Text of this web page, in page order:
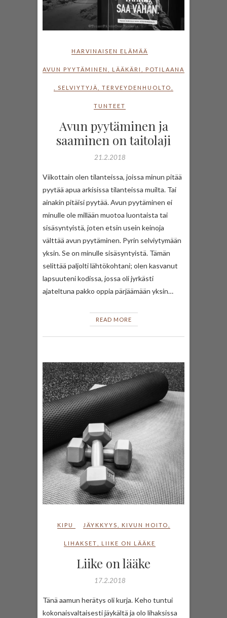
HARVINAISEN ELÄMÄÄ
AVUN PYYTÄMINEN LÄÄKÄRI POTILAANA
SELVIYTYJÄ TERVEYDENHUOLTO
TUNTEET
Avun pyytäminen ja
saaminen on taitolaji
21.2.2018
Viikottain olen tilanteissa, joissa minun pitää
pyytää apua arkisissa tilanteissa muilta. Tai
ainakin pitäisi pyytää. Avun pyytäminen ei
minulle ole millään muotoa luontaista tai
sisäsyntyistä, joten etsin usein keinoja
välttää avun pyytäminen. Pyrin selviytymään
yksin. Se on minulle sisäsyntyistä. Tämän
selittää paljolti lähtökohtani; olen kasvanut
lapsuuteni kodissa, jossa oli jyrkästi
ajateltuna pakko oppia pärjäämään yksin…
READ MORE
KIPU JÄYKKYYS KIVUN HOITO
LIHAKSET LIIKE ON LÄÄKE
Liike on lääke
17.2.2018
Tänä aamun herätys oli kurja. Keho tuntui
kokonaisvaltaisesti jäykältä ja olo lihaksissa